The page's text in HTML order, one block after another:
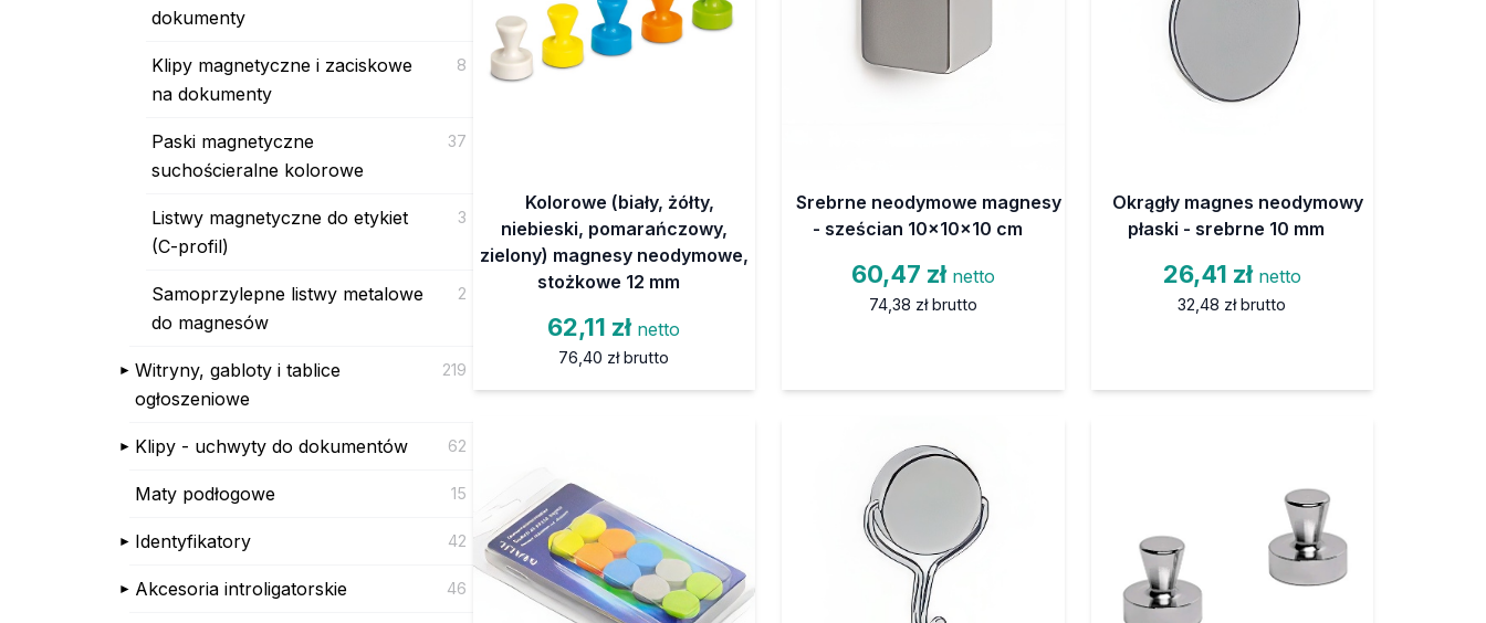
dokumenty
Klipy magnetyczne i zaciskowe
na dokumenty
8
Paski magnetyczne
suchościeralne kolorowe
37
Listwy magnetyczne do etykiet
(C-profil)
3
Samoprzylepne listwy metalowe
do magnesów
2
Witryny, gabloty i tablice
ogłoszeniowe
219
Klipy - uchwyty do dokumentów 62
Maty podłogowe 15
Identyfikatory 42
Akcesoria introligatorskie 46
Kolorowe (biały, żółty,
niebieski, pomarańczowy,
zielony) magnesy neodymowe,
stożkowe 12 mm
62,11 zł netto
76,40 zł brutto
Srebrne neodymowe magnesy
- sześcian 10x10x10 cm
60,47 zł netto
74,38 zł brutto
Okrągły magnes neodymowy
płaski - srebrne 10 mm
26,41 zł netto
32,48 zł brutto